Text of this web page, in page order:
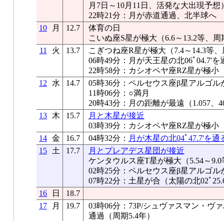
月7日～10月11日、活発な大出現予想
22時21分：月が赤道通過、北半球へ
10
月 12.7
体育の日
こいぬ座S星が極大（6.6～13.2等、周
11
火 13.7
こぎつね座R星が極大（7.4～14.3等
06時49分：月が天王星の北06ﾟ04.7'を
22時58分：カシオペヤ座RZ星が極小
12
水 14.7
05時36分：ペルセウス座β星アルゴル
11時06分：○満月
20時43分：月の距離が最遠（1.057、
13
木 15.7
月と木星が接近
03時39分：カシオペヤ座RZ星が極小
14 金 16.7 04時32分： 月が木星の北04ﾟ47.7'を通
15
土 17.7
月とプレアデス星団が接近
ケンタウルス座T星が極大（5.54～
02時25分：ペルセウス座β星アルゴル
07時22分：土星が合（太陽の北02ﾟ
16
日
18.7
17
月 19.7
03時06分：73P/シュヴァスマン・ヴ
通過（周期5.4年）